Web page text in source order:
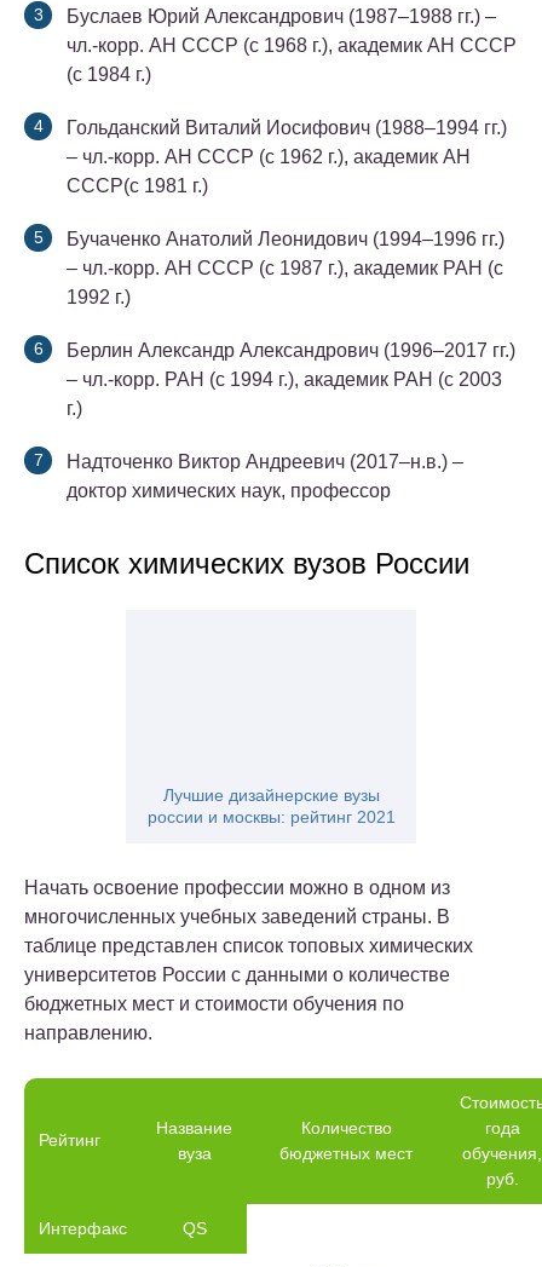
Буслаев Юрий Александрович (1987–1988 гг.) –
чл.-корр. АН СССР (с 1968 г.), академик АН СССР
(с 1984 г.)
Гольданский Виталий Иосифович (1988–1994 гг.)
– чл.-корр. АН СССР (с 1962 г.), академик АН
СССР(с 1981 г.)
Бучаченко Анатолий Леонидович (1994–1996 гг.)
– чл.-корр. АН СССР (с 1987 г.), академик РАН (с
1992 г.)
Берлин Александр Александрович (1996–2017 гг.)
– чл.-корр. РАН (с 1994 г.), академик РАН (с 2003
г.)
Надточенко Виктор Андреевич (2017–н.в.) –
доктор химических наук, профессор
Список химических вузов России
Лучшие дизайнерские вузы
россии и москвы: рейтинг 2021
Начать освоение профессии можно в одном из
многочисленных учебных заведений страны. В
таблице представлен список топовых химических
университетов России с данными о количестве
бюджетных мест и стоимости обучения по
направлению.
Рейтинг
Название
вуза
Количество
бюджетных мест
года
обучения,
руб.
Интерфакс QS